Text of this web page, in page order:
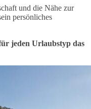
und die Nähe zur
persönliches
jeden Urlaubstyp das